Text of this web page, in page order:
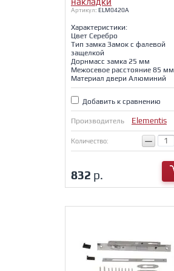
Артикул: ELM0420A
Характеристики:
Цвет Серебро
Тип замка Замок с фалевой
защелкой
Дорнмасс замка 25 мм
Межосевое расстояние 85 мм
Материал двери Алюминий
Добавить к сравнению
Производитель Elementis
Количество: −
832 р.